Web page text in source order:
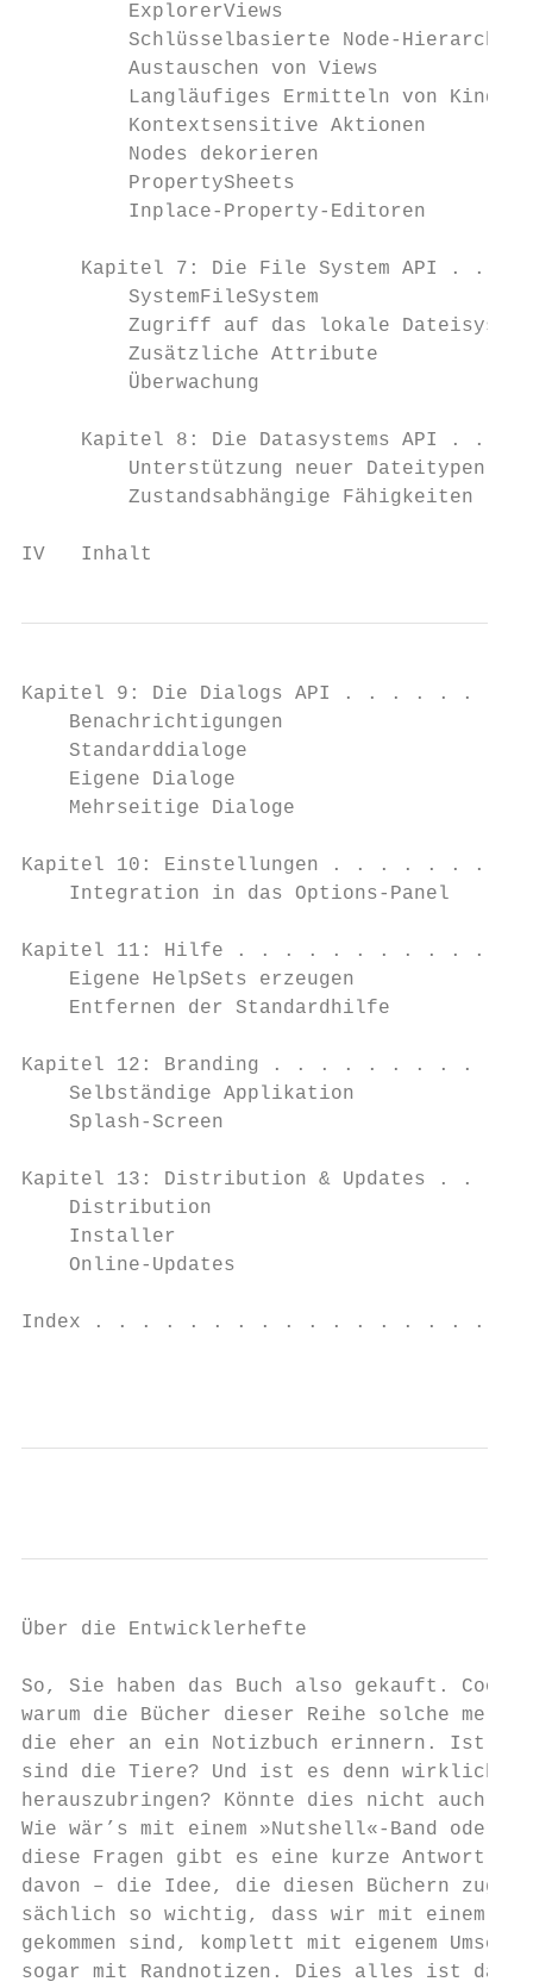
ExplorerViews
Schlüsselbasierte Node-
Austauschen von Views
Langläufiges Ermitteln von
Kontextsensitive Aktionen
Nodes dekorieren
PropertySheets
Inplace-Property-Editoren
Kapitel 7: Die File System API . . .
SystemFileSystem
Zugriff auf das lokale
Zusätzliche Attribute
Überwachung
Kapitel 8: Die Datasystems API . . .
Unterstützung neuer Dateitypen
Zustandsabhängige Fähigkeiten
IV   Inhalt
Kapitel 9: Die Dialogs API . . . . .
Benachrichtigungen
Standarddialoge
Eigene Dialoge
Mehrseitige Dialoge
Kapitel 10: Einstellungen . . . . . .
Integration in das Options-Panel
Kapitel 11: Hilfe . . . . . . . . . . .
Eigene HelpSets erzeugen
Entfernen der Standardhilfe
Kapitel 12: Branding . . . . . . . .
Selbständige Applikation
Splash-Screen
Kapitel 13: Distribution & Updates
Distribution
Installer
Online-Updates
Index . . . . . . . . . . . . . . . . . .
Über die Entwicklerhefte
So, Sie haben das Buch also gekauft.
warum die Bücher dieser Reihe solche
die eher an ein Notizbuch erinnern. Ist
sind die Tiere? Und ist es denn wirklich
herauszubringen? Könnte dies nicht auch
Wie wär’s mit einem »Nutshell«-Band oder
diese Fragen gibt es eine kurze Antwort:
davon – die Idee, die diesen Büchern
sächlich so wichtig, dass wir mit einem
gekommen sind, komplett mit eigenem
sogar mit Randnotizen. Dies alles ist das